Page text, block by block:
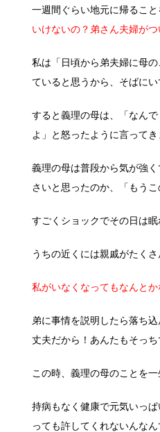
一週間ぐらい地元に帰ること
いけないの？弟さん夫婦が
私は「日頃から弟夫婦に母
ていると思うから、そばに
すると義理の母は、「なん
よ」と怒ったように言ってき
義理の母は普段から気が強
さいと思ったのか、「もう
すごくショックでその日は眠
うちの近くには親戚がたく
私がいなくなってもなんと
弟に事情を説明したら落ち
丈夫だから！あんたもそっ
この時、義理の母のことを
持病もなく健康で元気いっ
っても許してくれないんな